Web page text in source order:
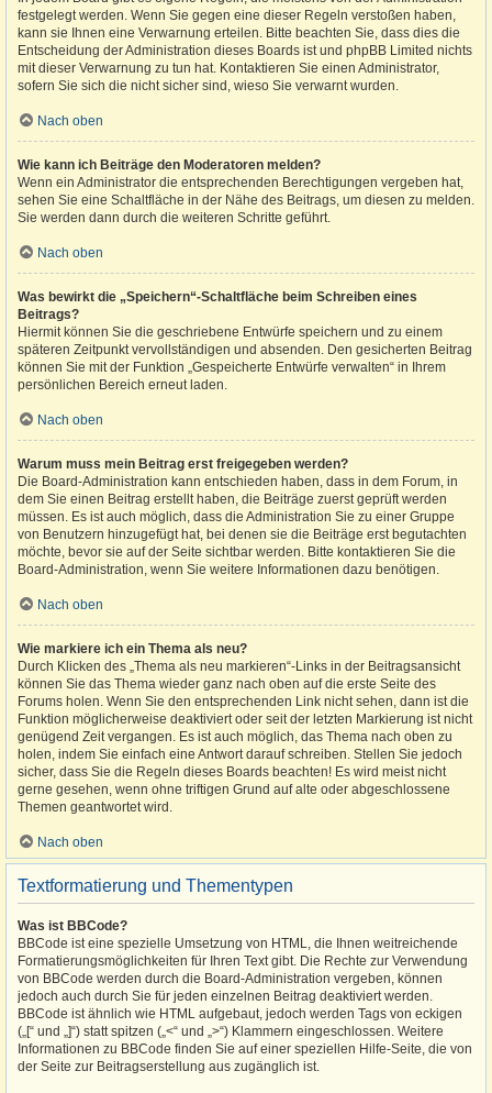
festgelegt werden. Wenn Sie gegen eine dieser Regeln verstoßen haben,
kann sie Ihnen eine Verwarnung erteilen. Bitte beachten Sie, dass dies die
Entscheidung der Administration dieses Boards ist und phpBB Limited nichts
mit dieser Verwarnung zu tun hat. Kontaktieren Sie einen Administrator,
sofern Sie sich die nicht sicher sind, wieso Sie verwarnt wurden.
Nach oben
Wie kann ich Beiträge den Moderatoren melden?
Wenn ein Administrator die entsprechenden Berechtigungen vergeben hat,
sehen Sie eine Schaltfläche in der Nähe des Beitrags, um diesen zu melden.
Sie werden dann durch die weiteren Schritte geführt.
Nach oben
Was bewirkt die „Speichern“-Schaltfläche beim Schreiben eines
Beitrags?
Hiermit können Sie die geschriebene Entwürfe speichern und zu einem
späteren Zeitpunkt vervollständigen und absenden. Den gesicherten Beitrag
können Sie mit der Funktion „Gespeicherte Entwürfe verwalten“ in Ihrem
persönlichen Bereich erneut laden.
Nach oben
Warum muss mein Beitrag erst freigegeben werden?
Die Board-Administration kann entschieden haben, dass in dem Forum, in
dem Sie einen Beitrag erstellt haben, die Beiträge zuerst geprüft werden
müssen. Es ist auch möglich, dass die Administration Sie zu einer Gruppe
von Benutzern hinzugefügt hat, bei denen sie die Beiträge erst begutachten
möchte, bevor sie auf der Seite sichtbar werden. Bitte kontaktieren Sie die
Board-Administration, wenn Sie weitere Informationen dazu benötigen.
Nach oben
Wie markiere ich ein Thema als neu?
Durch Klicken des „Thema als neu markieren“-Links in der Beitragsansicht
können Sie das Thema wieder ganz nach oben auf die erste Seite des
Forums holen. Wenn Sie den entsprechenden Link nicht sehen, dann ist die
Funktion möglicherweise deaktiviert oder seit der letzten Markierung ist nicht
genügend Zeit vergangen. Es ist auch möglich, das Thema nach oben zu
holen, indem Sie einfach eine Antwort darauf schreiben. Stellen Sie jedoch
sicher, dass Sie die Regeln dieses Boards beachten! Es wird meist nicht
gerne gesehen, wenn ohne triftigen Grund auf alte oder abgeschlossene
Themen geantwortet wird.
Nach oben
Textformatierung und Thementypen
Was ist BBCode?
BBCode ist eine spezielle Umsetzung von HTML, die Ihnen weitreichende
Formatierungsmöglichkeiten für Ihren Text gibt. Die Rechte zur Verwendung
von BBCode werden durch die Board-Administration vergeben, können
jedoch auch durch Sie für jeden einzelnen Beitrag deaktiviert werden.
BBCode ist ähnlich wie HTML aufgebaut, jedoch werden Tags von eckigen
(„[“ und „]“) statt spitzen („<“ und „>“) Klammern eingeschlossen. Weitere
Informationen zu BBCode finden Sie auf einer speziellen Hilfe-Seite, die von
der Seite zur Beitragserstellung aus zugänglich ist.